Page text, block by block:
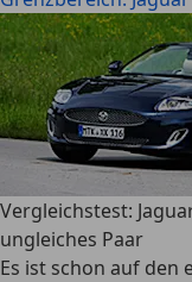
Vergleichstest:
ungleiches Paar
Es ist schon auf den